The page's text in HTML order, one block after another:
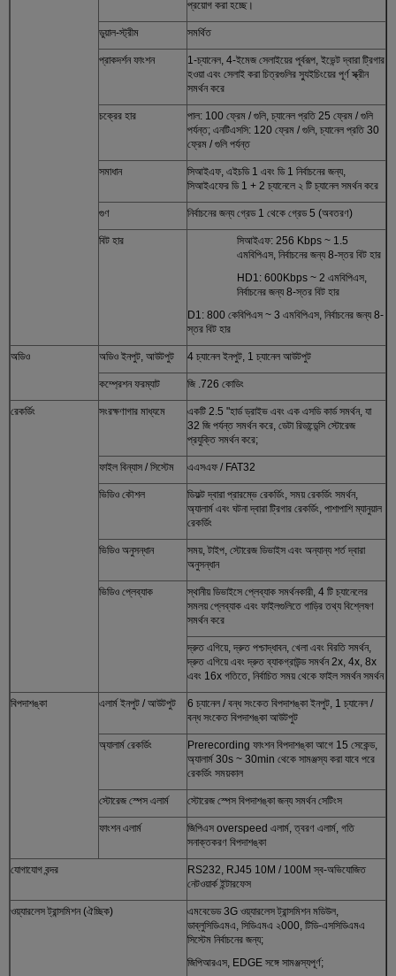
প্রয়োগ করা হচ্ছে।
ডুয়াল-স্ট্রীম সমর্থিত
প্রাকদর্শন ফাংশন
1-চ্যানেল, 4-ইমেজ সেলাইয়ের পূর্বরূপ, ইভেন্ট দ্বারা ট্রিগার
হওয়া এবং সেলাই করা চিত্রগুলির স্যুইচিংয়ের পূর্ণ স্ক্রীন
সমর্থন করে
চক্রের হার
পাল: 100 ফ্রেম / গুলি, চ্যানেল প্রতি 25 ফ্রেম / গুলি
পর্যন্ত; এনটিএসসি: 120 ফ্রেম / গুলি, চ্যানেল প্রতি 30
ফ্রেম / গুলি পর্যন্ত
সমাধান
সিআইএফ, এইচডি 1 এবং ডি 1 নির্বাচনের জন্য,
সিআইএফের ডি 1 + 2 চ্যানেলে ২ টি চ্যানেল সমর্থন করে
গুণ নির্বাচনের জন্য গ্রেড 1 থেকে গ্রেড 5 (অবতরণ)
বিট হার
সিআইএফ: 256 Kbps ~ 1.5
এমবিপিএস, নির্বাচনের জন্য 8-স্তর বিট হার
HD1: 600Kbps ~ 2 এমবিপিএস,
নির্বাচনের জন্য 8-স্তর বিট হার
D1: 800 কেবিপিএস ~ 3 এমবিপিএস, নির্বাচনের জন্য 8-
স্তর বিট হার
অডিও অডিও ইনপুট, আউটপুট 4 চ্যানেল ইনপুট, 1 চ্যানেল আউটপুট
কম্প্রেশন ফরম্যাট জি .726 কোডিং
রেকর্ডিং সংরক্ষণাগার মাধ্যমে
একটি 2.5 "হার্ড ড্রাইভ এবং এক এসডি কার্ড সমর্থন, যা
32 জি পর্যন্ত সমর্থন করে, ডেটা রিডান্ডেন্সি স্টোরেজ
প্রযুক্তি সমর্থন করে;
ফাইল বিন্যাস / সিস্টেম এএসএফ / FAT32
ভিডিও কৌশল
ডিফল্ট দ্বারা প্রারম্ভে রেকর্ডিং, সময় রেকর্ডিং সমর্থন,
অ্যালার্ম এবং ঘটনা দ্বারা ট্রিগার রেকর্ডিং, পাশাপাশি ম্যানুয়াল
রেকর্ডিং
ভিডিও অনুসন্ধান
সময়, টাইপ, স্টোরেজ ডিভাইস এবং অন্যান্য শর্ত দ্বারা
অনুসন্ধান
ভিডিও প্লেব্যাক
স্থানীয় ডিভাইসে প্লেব্যাক সমর্থনকারী, 4 টি চ্যানেলের
সমলয় প্লেব্যাক এবং ফাইলগুলিতে গাড়ির তথ্য বিশ্লেষণ
সমর্থন করে
দ্রুত এগিয়ে, দ্রুত পশ্চাদ্ধাবন, খেলা এবং বিরতি সমর্থন,
দ্রুত এগিয়ে এবং দ্রুত ব্যাকগ্রাউন্ড সমর্থন 2x, 4x, 8x
এবং 16x গতিতে, নির্বাচিত সময় থেকে ফাইল সমর্থন সমর্থন
বিপদাশঙ্কা এলার্ম ইনপুট / আউটপুট
6 চ্যানেল / বন্ধ সংকেত বিপদাশঙ্কা ইনপুট, 1 চ্যানেল /
বন্ধ সংকেত বিপদাশঙ্কা আউটপুট
অ্যালার্ম রেকর্ডিং
Prerecording ফাংশন বিপদাশঙ্কা আগে 15 সেকেন্ড,
অ্যালার্ম 30s ~ 30min থেকে সামঞ্জস্য করা যাবে পরে
রেকর্ডিং সময়কাল
স্টোরেজ স্পেস এলার্ম স্টোরেজ স্পেস বিপদাশঙ্কা জন্য সমর্থন সেটিংস
ফাংশন এলার্ম
জিপিএস overspeed এলার্ম, ত্বরণ এলার্ম, গতি
সনাক্তকরণ বিপদাশঙ্কা
যোগাযোগ বন্দর
RS232, RJ45 10M / 100M স্ব-অভিযোজিত
নেটওয়ার্ক ইন্টারফেস
ওয়্যারলেস ট্রান্সমিশন (ঐচ্ছিক)
এমবেডেড 3G ওয়্যারলেস ট্রান্সমিশন মডিউল,
ডাব্লুসিডিএমএ, সিডিএমএ ২000, টিডি-এসসিডিএমএ
সিস্টেম নির্বাচনের জন্য;
জিপিআরএস, EDGE সঙ্গে সামঞ্জস্যপূর্ণ;